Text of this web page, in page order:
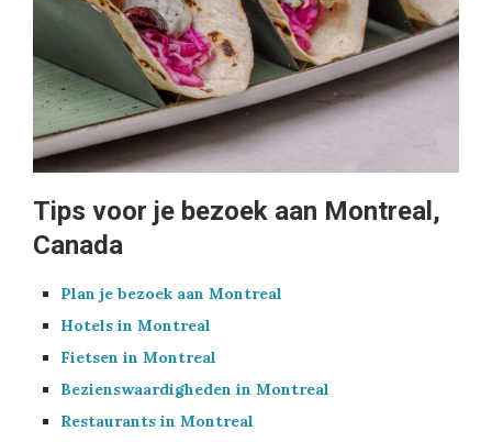
Tips voor je bezoek aan Montreal,
Canada
Plan je bezoek aan Montreal
Hotels in Montreal
Fietsen in Montreal
Bezienswaardigheden in Montreal
Restaurants in Montreal